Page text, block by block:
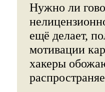
Нужно ли
ещё делает,
мотивации
хакеры